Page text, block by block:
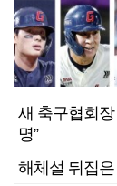
새 축구협회
명”
해체설 뒤집